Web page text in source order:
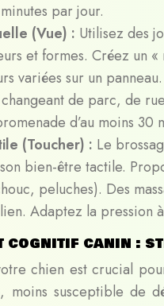
par jour.
(Vue) : Utilisez des
et formes. Créez un
variées sur un
de parc, de
d’au moins
(Toucher) : Le
bien-être tactile.
peluches). Des
Adaptez la pression
cognitif canin :
chien est crucial
moins susceptible de